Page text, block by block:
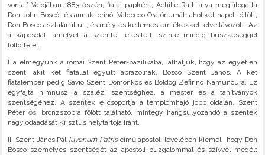
vonta.” Valójában 1883 őszén, fiatal papként, Achille Ratti atya meglátogatta
Don John Boscót és annak torinói Valdocco Oratóriumát, ahol két napot töltött,
Don Bosco asztalánál ült, és mély és kellemes emlékekkel telve távozott. Az
a kapcsolat, amelyet a szenttel létesített, szinte mindig büszkeséggel
töltötte el.
Ha elmegyünk a római Szent Péter-bazilikába, láthatjuk, hogy az egyetlen
szent, akit két fiatallal együtt ábrázolnak, Bosco Szent János. A két
fiatalember pedig Savio Szent Domonkos és Boldog Zefirino Namuncurà. Ez
egyfajta himnusz a szalézi szentséghez, a mester és a tanítványok
szentségéhez. A szentek e csoportja a templomhajó jobb oldalán, Szent
Péter ősi bronzszobra fölött található, mintegy hangsúlyozandó a szentek
nagy odaadását Krisztus helytartója iránt.
II. Szent János Pál Iuvenum Patriscímű apostoli levelében kiemeli, hogy Don
Bosco személyes szentségét az apostoli buzgalommal és szívvel megélt